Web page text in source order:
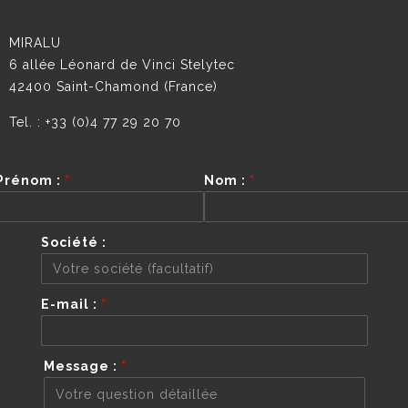
MIRALU
6 allée Léonard de Vinci Stelytec
42400 Saint-Chamond (France)
Tel. : +33 (0)4 77 29 20 70
: * Nom : *
Société :
E-mail : *
Message : *